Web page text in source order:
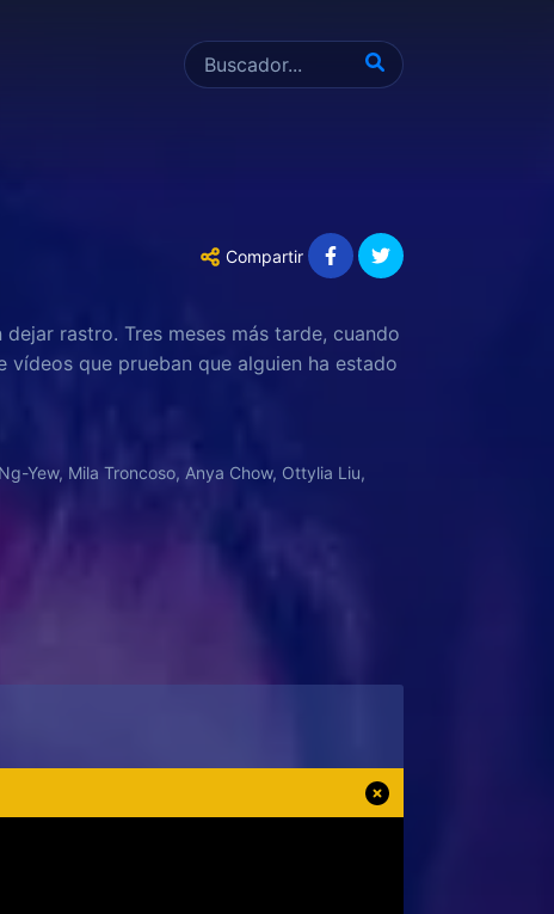
Compartir
rastro. Tres meses más tarde, cuando
vídeos que prueban que alguien ha estado
Yew, Mila Troncoso, Anya Chow, Ottylia Liu,